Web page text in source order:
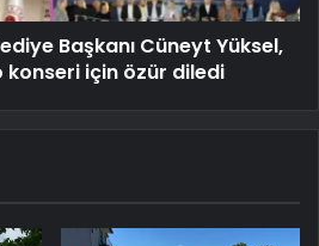
Başkanı Cüneyt Yüksel,
konseri için özür diledi